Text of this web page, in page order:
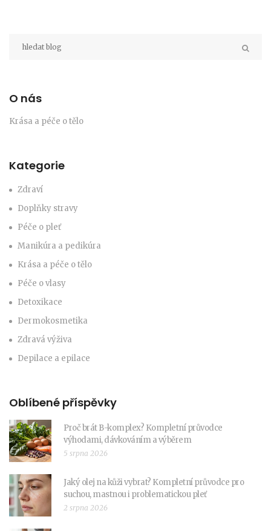
O nás
Krása a péče o tělo
Kategorie
Zdraví
Doplňky stravy
Péče o pleť
Manikúra a pedikúra
Krása a péče o tělo
Péče o vlasy
Detoxikace
Dermokosmetika
Zdravá výživa
Depilace a epilace
Oblíbené příspěvky
Proč brát B-komplex? Kompletní průvodce
výhodami, dávkováním a výběrem
5 srpna 2026
Jaký olej na kůži vybrat? Kompletní průvodce pro
suchou, mastnou i problematickou pleť
2 srpna 2026